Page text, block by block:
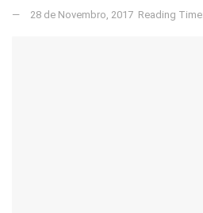
28 de Novembro, 2017 Reading